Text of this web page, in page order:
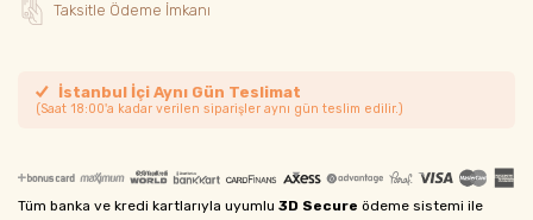
Taksitle Ödeme İmkanı
İstanbul İçi Aynı Gün Teslimat
(Saat 18:00'a kadar verilen siparişler aynı gün teslim edilir.)
Tüm banka ve kredi kartlarıyla uyumlu 3D Secure ödeme sistemi ile